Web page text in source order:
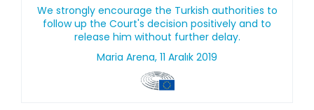
We strongly encourage the Turkish authorities to
follow up the Court's decision positively and to
release him without further delay.
Maria Arena, 11 Aralık 2019